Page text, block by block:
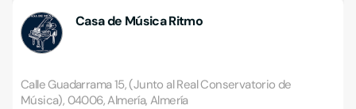
Casa de Música Ritmo
Calle Guadarrama 15, (Junto al Real Conservatorio de
Música), 04006, Almería, Almería